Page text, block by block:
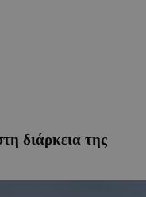
διάρκεια της